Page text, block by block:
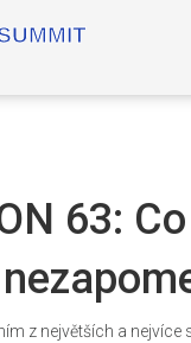
63:
z největších a